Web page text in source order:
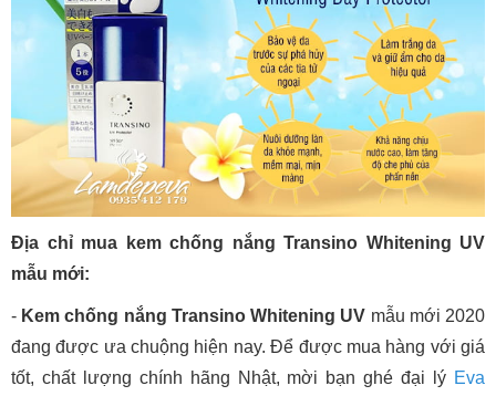
Địa chỉ mua kem chống nắng Transino Whitening UV
mẫu mới:
- Kem chống nắng Transino Whitening UV mẫu mới 2020
đang được ưa chuộng hiện nay. Để được mua hàng với giá
tốt, chất lượng chính hãng Nhật, mời bạn ghé đại lý Eva